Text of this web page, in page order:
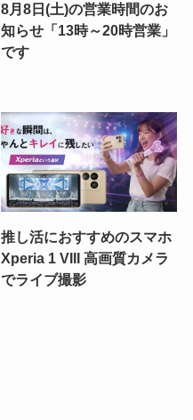
8月8日(土)の営業時間のお
知らせ「13時～20時営業」
です
推し活におすすめのスマホ
Xperia 1 VIII 高画質カメラ
でライブ撮影